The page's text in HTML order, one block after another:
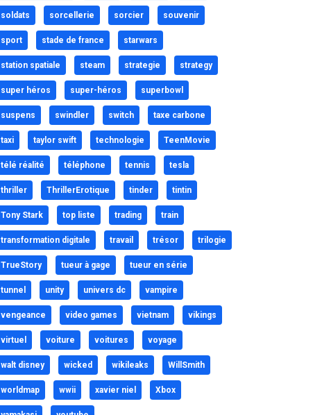
soldats sorcellerie sorcier souvenir
sport stade de france starwars
station spatiale steam strategie strategy
super héros super-héros superbowl
suspens swindler switch taxe carbone
taxi taylor swift technologie TeenMovie
télé réalité téléphone tennis tesla
thriller ThrillerErotique tinder tintin
Tony Stark top liste trading train
transformation digitale travail trésor trilogie
TrueStory tueur à gage tueur en série
tunnel unity univers dc vampire
vengeance video games vietnam vikings
virtuel voiture voitures voyage
walt disney wicked wikileaks WillSmith
worldmap wwii xavier niel Xbox